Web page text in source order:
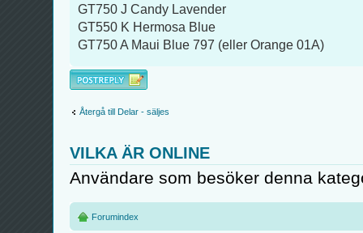
GT750 J Candy Lavender
GT550 K Hermosa Blue
GT750 A Maui Blue 797 (eller Orange 01A)
Besvara
Återgå till Delar - säljes
VILKA ÄR ONLINE
Användare som besöker denna
Forumindex